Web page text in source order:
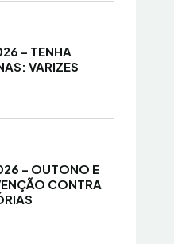
– TENHA
VARIZES
– OUTONO E
CONTRA